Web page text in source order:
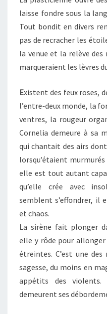
laisse fondre sous la
Tout bondit en divers
pas de recracher les
la venue et la relève des
marqueraient les lèvres
Existent des feux roses,
l’entre-deux monde, la
ventres, la rougeur
Cornelia demeure à sa
qui chantait des airs
lorsqu’étaient
elle est tout autant
qu’elle crée avec
semblent s’effondrer, il
et chaos.
La sirène fait plonger
elle y rôde pour
étreintes. C’est une
sagesse, du moins en
appétits des
demeurent ses